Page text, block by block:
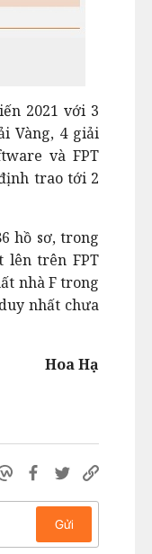
2021 với 3
Vàng, 4 giải
và FPT
trao tới 2
hồ sơ, trong
lên trên FPT
nhà F trong
nhất chưa
Hoa Hạ
Gửi